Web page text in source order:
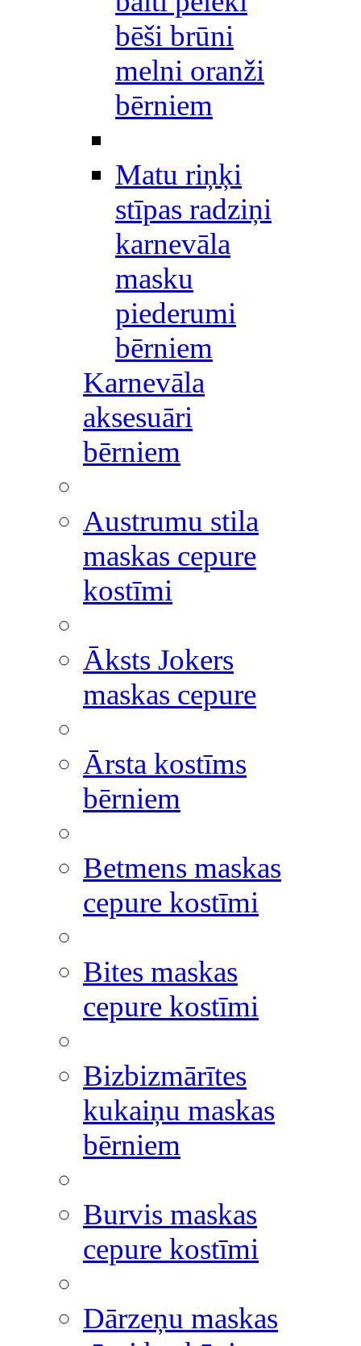
bēši brūni
melni oranži
bērniem
Matu riņķi
stīpas radziņi
karnevāla
masku
piederumi
bērniem
Karnevāla
aksesuāri
bērniem
Austrumu stila
maskas cepure
kostīmi
Āksts Jokers
maskas cepure
Ārsta kostīms
bērniem
Betmens maskas
cepure kostīmi
Bites maskas
cepure kostīmi
Bizbizmārītes
kukaiņu maskas
bērniem
Burvis maskas
cepure kostīmi
Dārzeņu maskas